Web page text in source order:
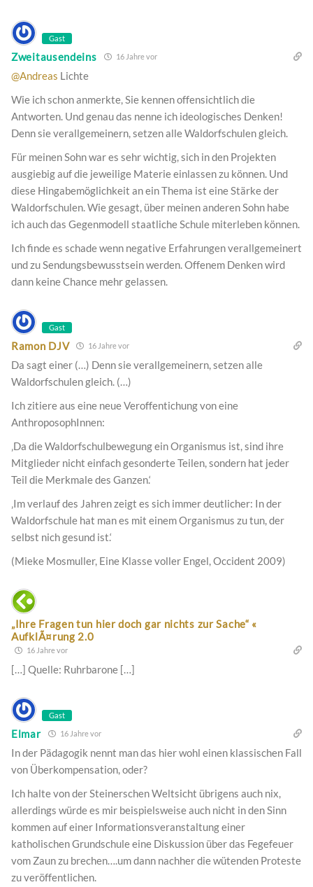
Gast
Zweitausendeins 16 Jahre vor
@Andreas Lichte
Wie ich schon anmerkte, Sie kennen offensichtlich die
Antworten. Und genau das nenne ich ideologisches Denken!
Denn sie verallgemeinern, setzen alle Waldorfschulen gleich.
Für meinen Sohn war es sehr wichtig, sich in den Projekten
ausgiebig auf die jeweilige Materie einlassen zu können. Und
diese Hingabemöglichkeit an ein Thema ist eine Stärke der
Waldorfschulen. Wie gesagt, über meinen anderen Sohn habe
ich auch das Gegenmodell staatliche Schule miterleben können.
Ich finde es schade wenn negative Erfahrungen verallgemeinert
und zu Sendungsbewusstsein werden. Offenem Denken wird
dann keine Chance mehr gelassen.
Gast
Ramon DJV 16 Jahre vor
Da sagt einer (…) Denn sie verallgemeinern, setzen alle
Waldorfschulen gleich. (…)
Ich zitiere aus eine neue Veroffentichung von eine
AnthroposophInnen:
‚Da die Waldorfschulbewegung ein Organismus ist, sind ihre
Mitglieder nicht einfach gesonderte Teilen, sondern hat jeder
Teil die Merkmale des Ganzen.‘
‚Im verlauf des Jahren zeigt es sich immer deutlicher: In der
Waldorfschule hat man es mit einem Organismus zu tun, der
selbst nich gesund ist.‘
(Mieke Mosmuller, Eine Klasse voller Engel, Occident 2009)
„Ihre Fragen tun hier doch gar nichts zur Sache“ «
AufklÃ¤rung 2.0
16 Jahre vor
[…] Quelle: Ruhrbarone […]
Gast
Elmar 16 Jahre vor
In der Pädagogik nennt man das hier wohl einen klassischen Fall
von Überkompensation, oder?
Ich halte von der Steinerschen Weltsicht übrigens auch nix,
allerdings würde es mir beispielsweise auch nicht in den Sinn
kommen auf einer Informationsveranstaltung einer
katholischen Grundschule eine Diskussion über das Fegefeuer
vom Zaun zu brechen….um dann nachher die wütenden Proteste
zu veröffentlichen.